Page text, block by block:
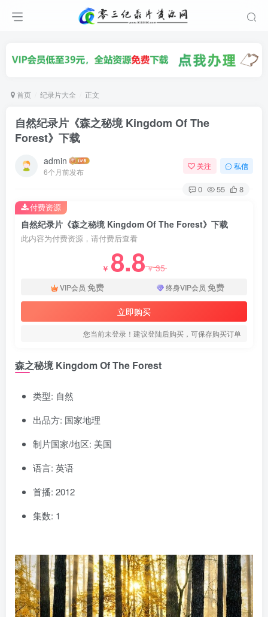
首页 纪录片大全 正文
自然纪录片《森之秘境 Kingdom Of The
Forest》下载
admin
6个月前发布
关注 私信
0 55 8
自然纪录片《森之秘境 Kingdom Of The Forest》下载
此内容为付费资源，请付费后查看
￥ 8.8￥35
VIP会员 免费 终身VIP会员 免费
立即购买
您当前未登录！建议登陆后购买，可保存购买订单
付费资源
森之秘境 Kingdom Of The Forest
类型: 自然
出品方: 国家地理
制片国家/地区: 美国
语言: 英语
首播: 2012
集数: 1